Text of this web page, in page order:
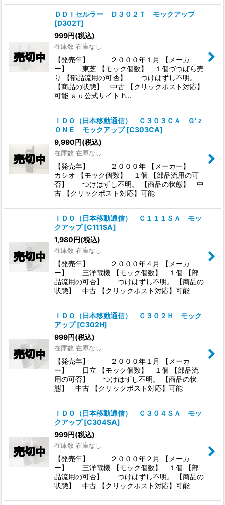
ＤＤＩセルラー Ｄ３０２Ｔ モックアップ
[D302T]
999円(税込)
在庫数 在庫なし
【発売年】 ２０００年１月 【メーカ
ー】 東芝 【モック個数】 １個づつばら売
り 【部品流用の可否】 つけはずし不明。
【商品の状態】 中古 【クリックポスト対応】
可能 ａｕ公式サイト h…
ＩＤＯ（日本移動通信） Ｃ３０３ＣＡ Ｇ’ｚ
ＯＮＥ モックアップ [C303CA]
9,990円(税込)
在庫数 在庫なし
【発売年】 ２０００年 【メーカー】
カシオ 【モック個数】 １個 【部品流用の可
否】 つけはずし不明。 【商品の状態】 中
古 【クリックポスト対応】可能
ＩＤＯ（日本移動通信） Ｃ１１１ＳＡ モッ
クアップ [C111SA]
1,980円(税込)
在庫数 在庫なし
【発売年】 ２０００年４月 【メーカ
ー】 三洋電機 【モック個数】 １個 【部
品流用の可否】 つけはずし不明。 【商品の
状態】 中古 【クリックポスト対応】可能
ＩＤＯ（日本移動通信） Ｃ３０２Ｈ モック
アップ [C302H]
999円(税込)
在庫数 在庫なし
【発売年】 ２０００年１月 【メーカ
ー】 日立 【モック個数】 １個 【部品流
用の可否】 つけはずし不明。 【商品の状
態】 中古 【クリックポスト対応】可能
ＩＤＯ（日本移動通信） Ｃ３０４ＳＡ モッ
クアップ [C304SA]
999円(税込)
在庫数 在庫なし
【発売年】 ２０００年２月 【メーカ
ー】 三洋電機 【モック個数】 １個 【部
品流用の可否】 つけはずし不明。 【商品の
状態】 中古 【クリックポスト対応】可能